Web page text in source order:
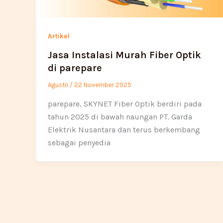
Artikel
Jasa Instalasi Murah Fiber Optik
di parepare
Agustri / 22 November 2025
parepare, SKYNET Fiber Optik berdiri pada
tahun 2025 di bawah naungan PT. Garda
Elektrik Nusantara dan terus berkembang
sebagai penyedia